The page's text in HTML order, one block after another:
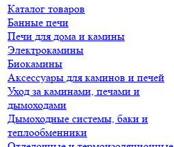
Каталог товаров
Банные печи
Печи для дома и камины
Электрокамины
Биокамины
Аксессуары для каминов и печей
Уход за каминами, печами и
дымоходами
Дымоходные системы, баки и
теплообменники